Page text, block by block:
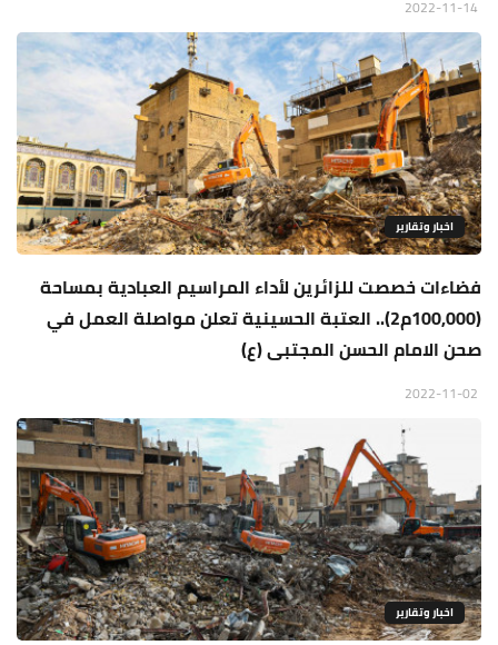
اخبار وتقارير
فضاءات خصصت للزائرين لأداء المراسيم العبادية بمساحة
(100,000م2).. العتبة الحسينية تعلن مواصلة العمل في
صحن الامام الحسن المجتبى (ع)
اخبار وتقارير